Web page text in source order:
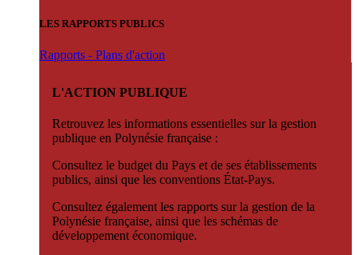
LES RAPPORTS PUBLICS
Rapports - Plans d'action
L'ACTION PUBLIQUE
Retrouvez les informations essentielles sur la gestion
publique en Polynésie française :
Consultez le budget du Pays et de ses établissements
publics, ainsi que les conventions État-Pays.
Consultez également les rapports sur la gestion de la
Polynésie française, ainsi que les schémas de
développement économique.